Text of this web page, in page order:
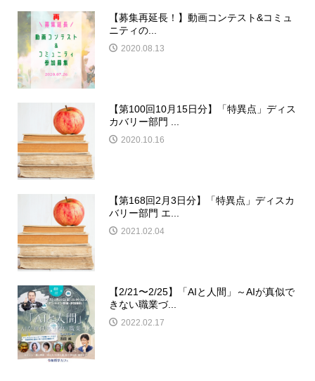
【募集再延長！】動画コンテスト&コミュ
ニティの...
2020.08.13
【第100回10月15日分】「特異点」ディス
カバリー部門 ...
2020.10.16
【第168回2月3日分】「特異点」ディスカ
バリー部門 エ...
2021.02.04
【2/21〜2/25】「AIと人間」～AIが真似で
きない職業づ...
2022.02.17